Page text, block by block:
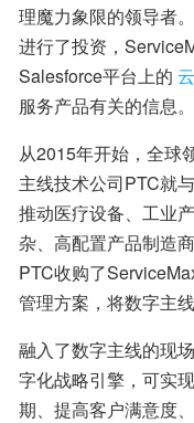
理魔力象限的领导者
进行了投资，
Salesforce平台上的
服务产品有关的信息。
从2015年开始，全球
主线技术公司PTC就
推动医疗设备、工业
杂、高配置产品制造
PTC收购了
管理方案，将数字主
融入了数字主线的现
字化战略引擎，可实
期、提高客户满意度